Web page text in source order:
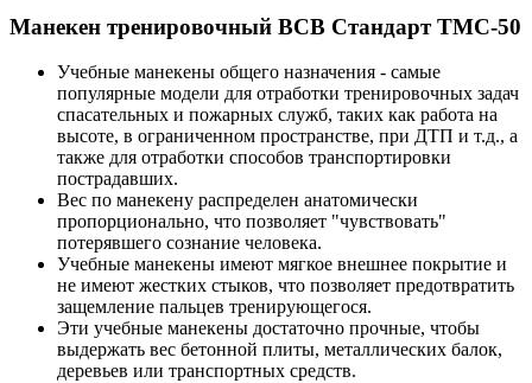
Манекен тренировочный ВСВ Стандарт ТМС-50
Учебные манекены общего назначения - самые
популярные модели для отработки тренировочных задач
спасательных и пожарных служб, таких как работа на
высоте, в ограниченном пространстве, при ДТП и т.д., а
также для отработки способов транспортировки
пострадавших.
Вес по манекену распределен анатомически
пропорционально, что позволяет "чувствовать"
потерявшего сознание человека.
Учебные манекены имеют мягкое внешнее покрытие и
не имеют жестких стыков, что позволяет предотвратить
защемление пальцев тренирующегося.
Эти учебные манекены достаточно прочные, чтобы
выдержать вес бетонной плиты, металлических балок,
деревьев или транспортных средств.